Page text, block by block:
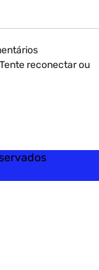
reconectar ou